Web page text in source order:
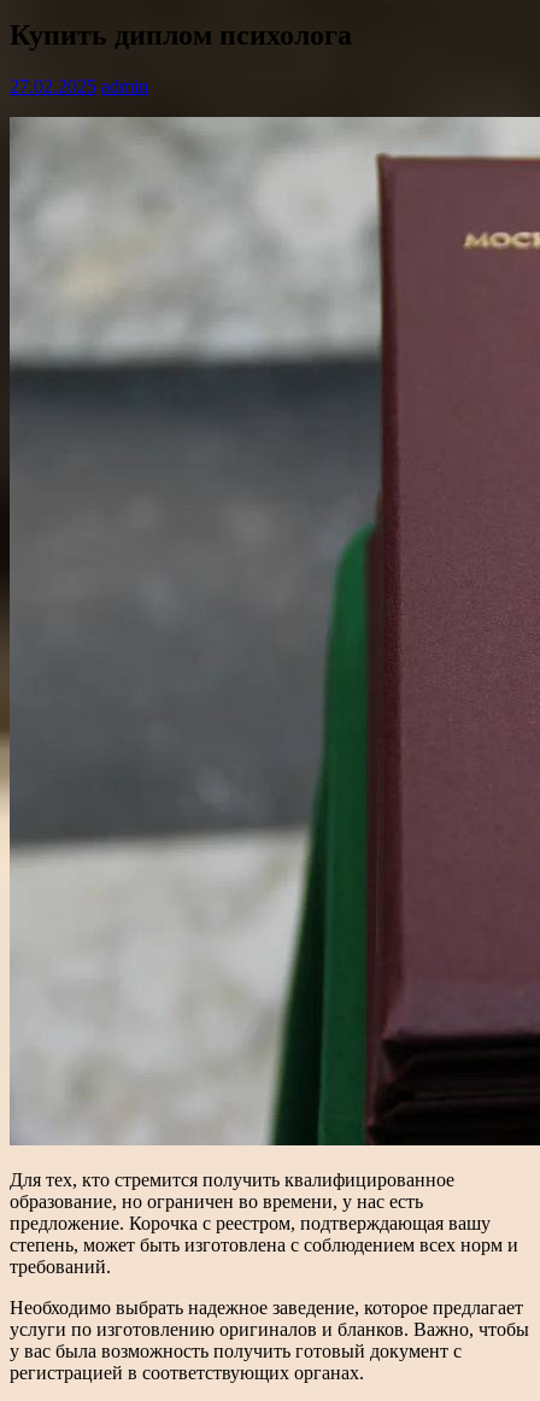
Купить диплом психолога
27.02.2025 admin
Для тех, кто стремится получить квалифицированное
образование, но ограничен во времени, у нас есть
предложение. Корочка с реестром, подтверждающая вашу
степень, может быть изготовлена с соблюдением всех норм и
требований.
Необходимо выбрать надежное заведение, которое предлагает
услуги по изготовлению оригиналов и бланков. Важно, чтобы
у вас была возможность получить готовый документ с
регистрацией в соответствующих органах.